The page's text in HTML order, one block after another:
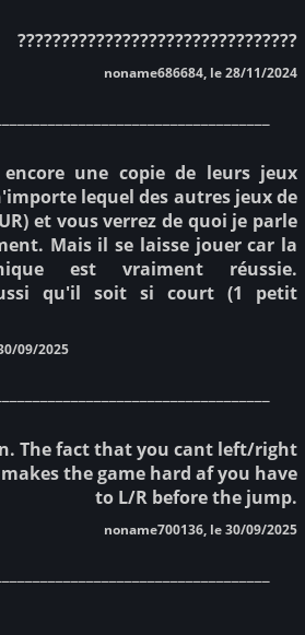
????????????????????????????????
noname686684, le 28/11/2024
une copie de leurs jeux
lequel des autres jeux de
et vous verrez de quoi je parle
Mais il se laisse jouer car la
est vraiment réussie.
qu'il soit si court (1 petit
09/2025
The fact that you cant left/right
the game hard af you have
to L/R before the jump.
noname700136, le 30/09/2025